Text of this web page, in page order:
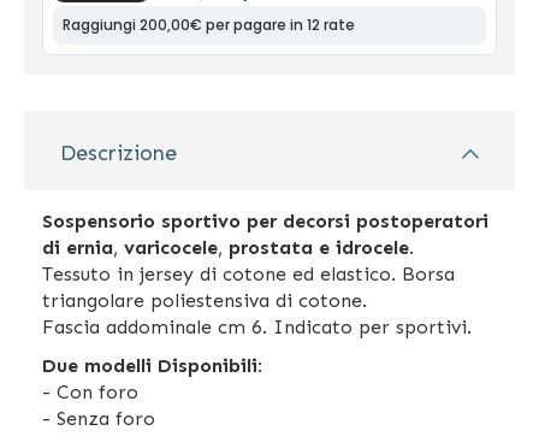
Descrizione
Sospensorio sportivo per decorsi postoperatori
di ernia, varicocele, prostata e idrocele.
Tessuto in jersey di cotone ed elastico. Borsa
triangolare poliestensiva di cotone.
Fascia addominale cm 6. Indicato per sportivi.
Due modelli Disponibili:
- Con foro
- Senza foro